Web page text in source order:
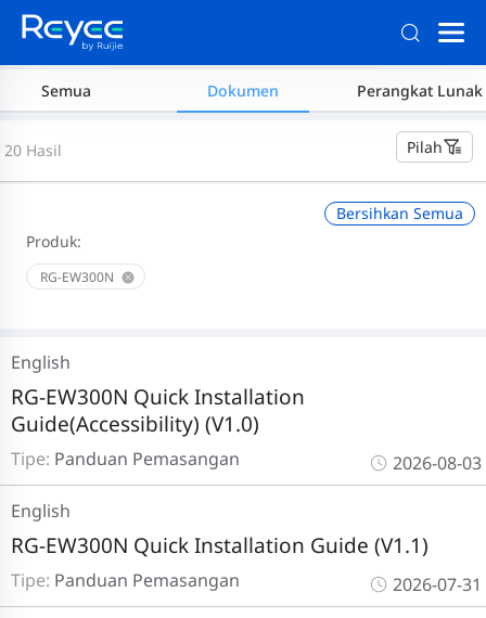
Semua Dokumen Perangkat Lunak
Pilah
20 Hasil
Produk:
RG-EW300N
Bersihkan Semua
Tipe: Panduan Pemasangan
RG-EW300N Quick Installation
Guide(Accessibility) (V1.0)
English
2026-08-03
Tipe: Panduan Pemasangan
RG-EW300N Quick Installation Guide (V1.1)
English
2026-07-31